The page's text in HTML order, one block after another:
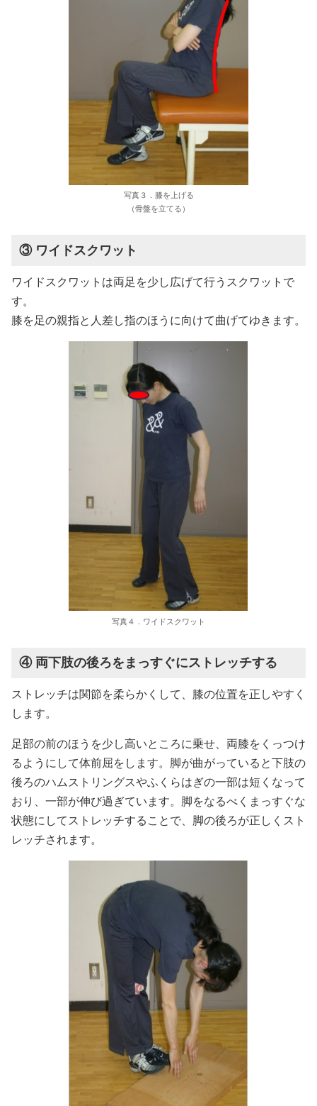
写真３．膝を上げる
（骨盤を立てる）
③ ワイドスクワット
ワイドスクワットは両足を少し広げて行うスクワットで
す。
膝を足の親指と人差し指のほうに向けて曲げてゆきます。
写真４．ワイドスクワット
④ 両下肢の後ろをまっすぐにストレッチする
ストレッチは関節を柔らかくして、膝の位置を正しやすく
します。
足部の前のほうを少し高いところに乗せ、両膝をくっつけ
るようにして体前屈をします。脚が曲がっていると下肢の
後ろのハムストリングスやふくらはぎの一部は短くなって
おり、一部が伸び過ぎています。脚をなるべくまっすぐな
状態にしてストレッチすることで、脚の後ろが正しくスト
レッチされます。